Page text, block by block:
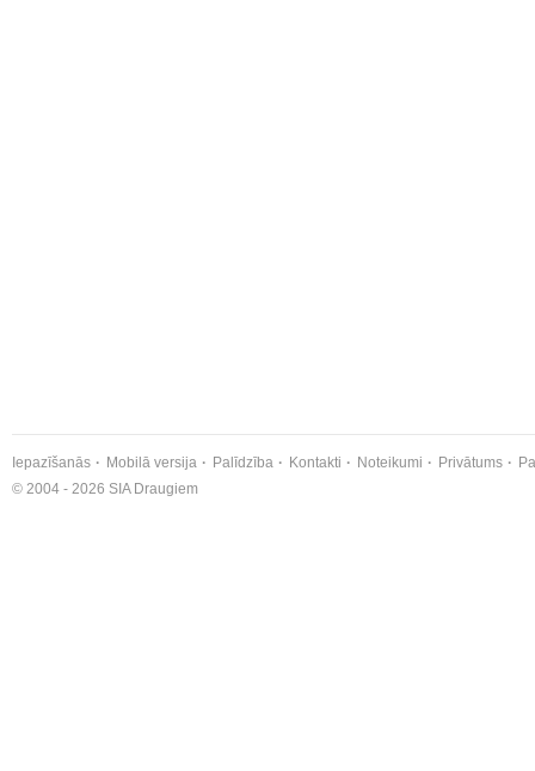
Iepazīšanās Mobilā versija Palīdzība Kontakti Noteikumi Privātums
© 2004 - 2026 SIA Draugiem